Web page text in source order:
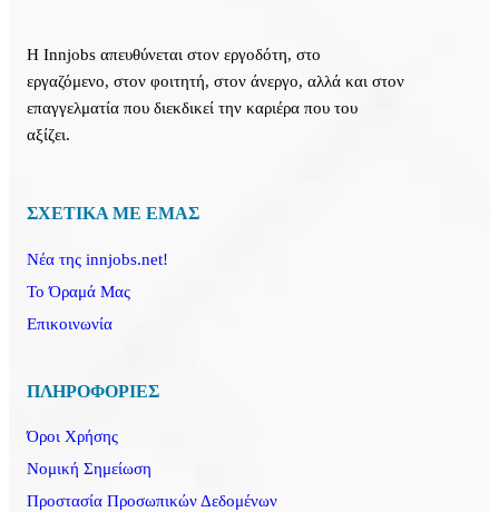
Η Innjobs απευθύνεται στον εργοδότη, στο
εργαζόμενο, στον φοιτητή, στον άνεργο, αλλά και στον
επαγγελματία που διεκδικεί την καριέρα που του
αξίζει.
ΣΧΕΤΙΚΑ ΜΕ ΕΜΑΣ
Νέα της innjobs.net!
Το Όραμά Μας
Επικοινωνία
ΠΛΗΡΟΦΟΡΙΕΣ
Όροι Χρήσης
Νομική Σημείωση
Προστασία Προσωπικών Δεδομένων